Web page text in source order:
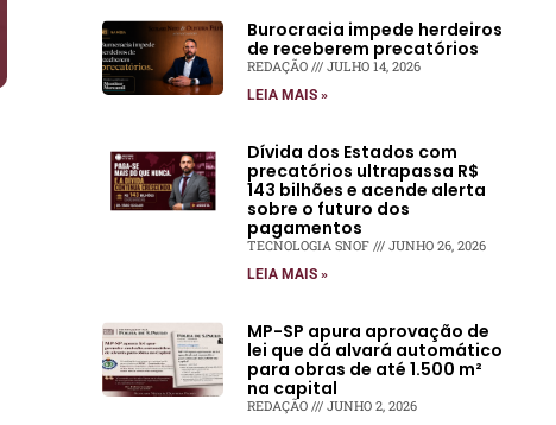
Burocracia impede herdeiros
de receberem precatórios
REDAÇÃO JULHO 14, 2026
LEIA MAIS »
Dívida dos Estados com
precatórios ultrapassa R$
143 bilhões e acende alerta
sobre o futuro dos
pagamentos
TECNOLOGIA SNOF JUNHO 26, 2026
LEIA MAIS »
MP-SP apura aprovação de
lei que dá alvará automático
para obras de até 1.500 m²
na capital
REDAÇÃO JUNHO 2, 2026